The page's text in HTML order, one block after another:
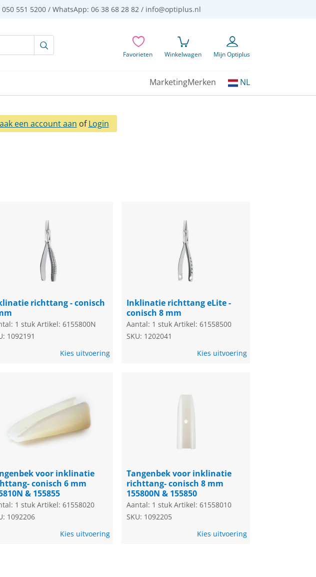
050 551 5200 / WhatsApp: 06 38 68 28 82 / info@optiplus.nl
Favorieten Winkelwagen Mijn Optiplus
MarketingMerken
Kies
uw
NL
een account aan ofLogin
richttang - conisch
1 stuk Artikel: 6155800N
1092191
Kies uitvoering
Inklinatie richttang eLite -
conisch 8 mm
Aantal: 1 stuk Artikel: 61558500
SKU: 1202041
Kies uitvoering
voor inklinatie
conisch 6 mm
& 155855
1 stuk Artikel: 61558020
1092206
Kies uitvoering
Tangenbek voor inklinatie
richttang- conisch 8 mm
155800N & 155850
Aantal: 1 stuk Artikel: 61558010
SKU: 1092205
Kies uitvoering